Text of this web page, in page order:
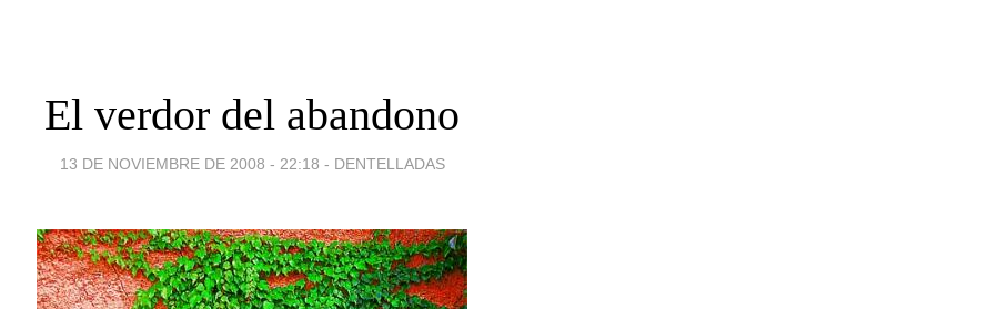
El verdor del abandono
13 DE NOVIEMBRE DE 2008 - 22:18 - DENTELLADAS